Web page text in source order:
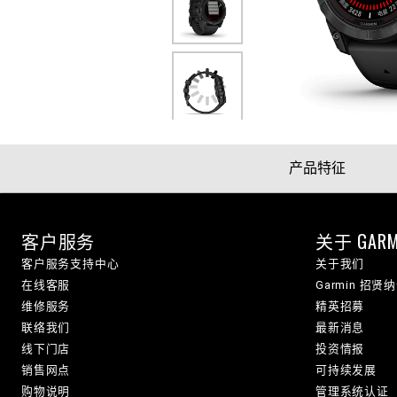
产品特征
客户服务
客户服务支持中心
在线客服
维修服务
联络我们
线下门店
销售网点
购物说明
关于
关于我们
Garmin 招贤
精英招募
最新消息
投资情报
可持续发展
管理系统认证